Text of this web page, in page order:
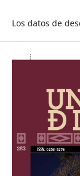
Los datos de